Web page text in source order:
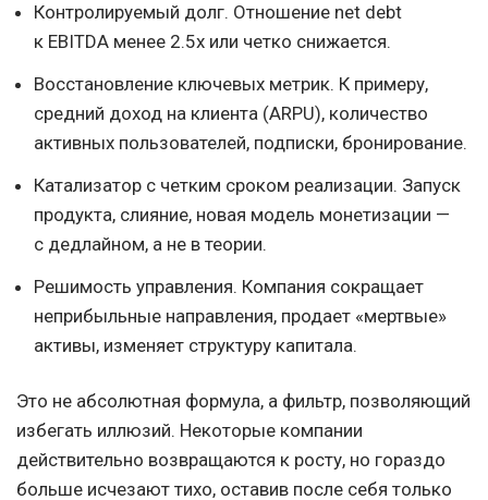
Контролируемый долг. Отношение net debt
к EBITDA менее 2.5x или четко снижается.
Восстановление ключевых метрик. К примеру,
средний доход на клиента (ARPU), количество
активных пользователей, подписки, бронирование.
Катализатор с четким сроком реализации. Запуск
продукта, слияние, новая модель монетизации —
с дедлайном, а не в теории.
Решимость управления. Компания сокращает
неприбыльные направления, продает «мертвые»
активы, изменяет структуру капитала.
Это не абсолютная формула, а фильтр, позволяющий
избегать иллюзий. Некоторые компании
действительно возвращаются к росту, но гораздо
больше исчезают тихо, оставив после себя только